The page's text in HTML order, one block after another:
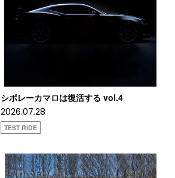
シボレーカマロは復活する vol.4
2026.07.28
TEST RIDE